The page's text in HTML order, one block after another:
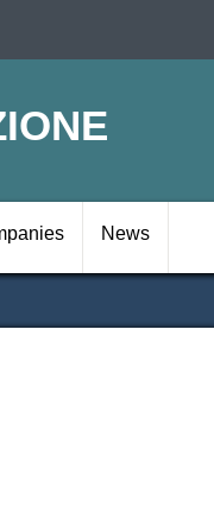
News